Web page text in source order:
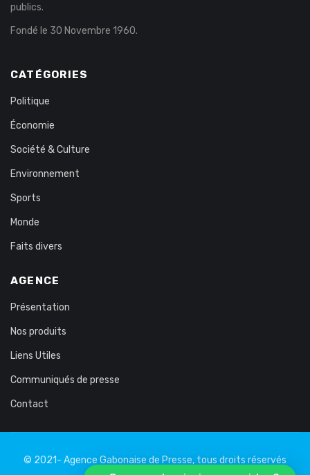
publics.
Fondé le 30 Novembre 1960.
CATÉGORIES
Politique
Économie
Société & Culture
Environnement
Sports
Monde
Faits divers
AGENCE
Présentation
Nos produits
Liens Utiles
Communiqués de presse
Contact
© 2021- Agence Gabonaise de Presse, tous droits réservés